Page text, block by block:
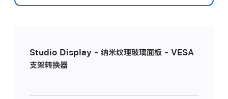
Studio Display - 纳米纹理玻璃面板 - VESA
支架转换器